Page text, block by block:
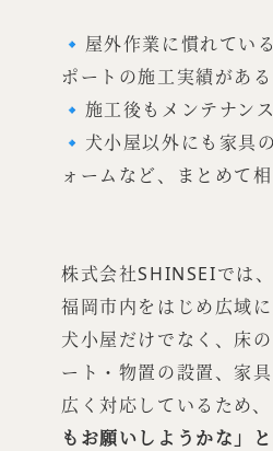
🔹屋外作業に慣れてい
ポートの施工実績があ
🔹施工後もメンテナン
🔹犬小屋以外にも家具
ォームなど、まとめて
株式会社SHINSEIでは
福岡市内をはじめ広域に
犬小屋だけでなく、床
ート・物置の設置、家
広く対応しているため、
もお願いしようかな」